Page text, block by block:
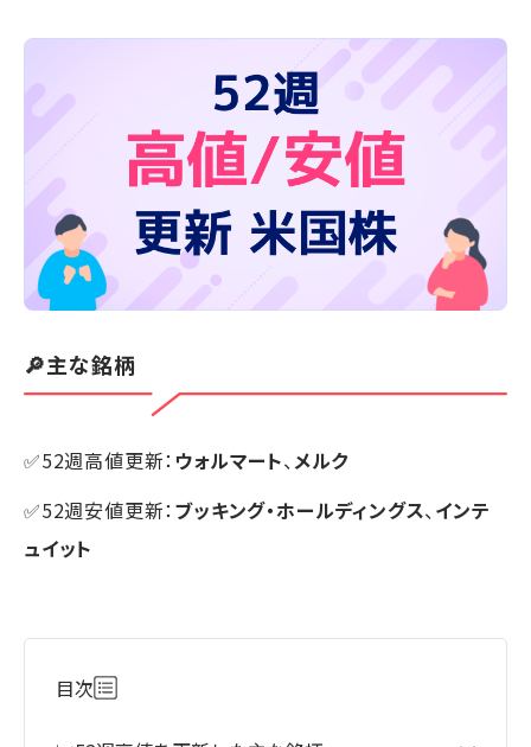
🔎主な銘柄
✅52週高値更新：ウォルマート、メルク
✅52週安値更新：ブッキング・ホールディングス、インテ
ュイット
目次